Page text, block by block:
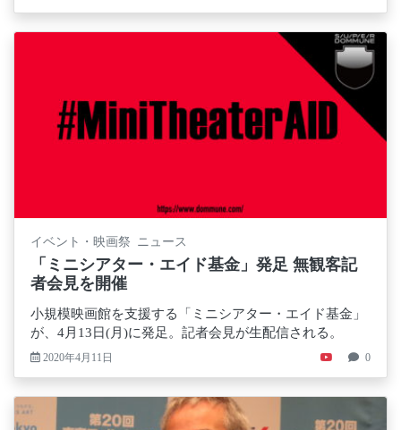
イベント・映画祭 ニュース
「ミニシアター・エイド基金」発足 無観客記
者会見を開催
小規模映画館を支援する「ミニシアター・エイド基金」
が、4月13日(月)に発足。記者会見が生配信される。
2020年4月11日 0